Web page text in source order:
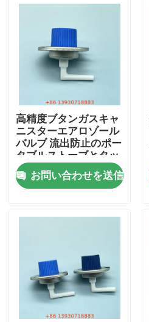
家
私達について
高精度ブタンガスキャ
ニスターエアロゾール
バルブ 流出防止のポー
タブルストーブとタッ
チ
お問い合わせを送信